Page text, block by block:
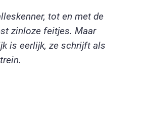
tot en met de
zinloze feitjes. Maar
is eerlijk, ze schrijft als